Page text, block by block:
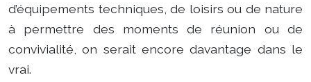
d’équipements techniques, de loisirs ou de nature
à permettre des moments de réunion ou de
convivialité, on serait encore davantage dans le
vrai.